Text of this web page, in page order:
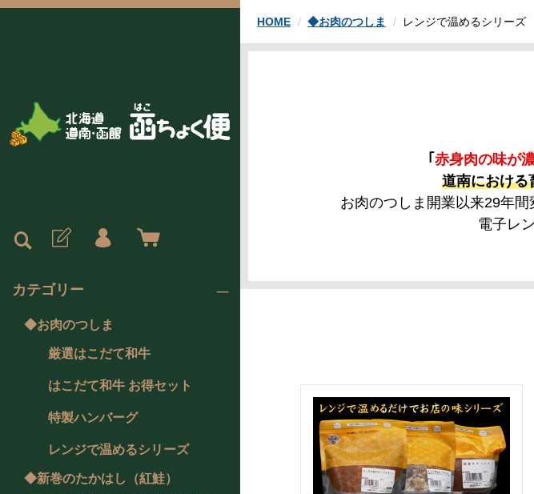
カテゴリー
◆お肉のつしま
厳選はこだて和牛
はこだて和牛 お得セット
特製ハンバーグ
レンジで温めるシリーズ
◆新巻のたかはし（紅鮭）
HOME ◆お肉のつしま レンジで温めるシリーズ
｢ 赤身肉の味が
道南における
お肉のつしま開業以来29年
電子レ